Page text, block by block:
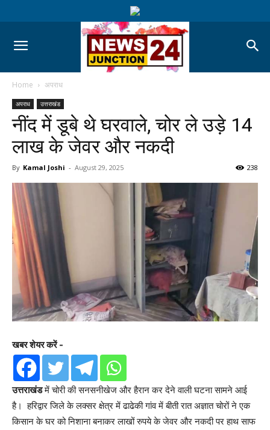
Home अपराध
अपराध उत्तराखंड
नींद में डूबे थे घरवाले, चोर ले उड़े 14
लाख के जेवर और नकदी
By Kamal Joshi - August 29, 2025 238
खबर शेयर करें -
उत्तराखंडमें चोरी की सनसनीखेज और हैरान कर देने वाली घटना सामने आई
है। हरिद्वार जिले के लक्सर क्षेत्र में ढाढेकी गांव में बीती रात अज्ञात चोरों ने एक
किसान के घर को निशाना बनाकर लाखों रुपये के जेवर और नकदी पर हाथ साफ